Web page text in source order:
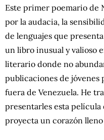
Este primer poemario de
por la audacia, la
de lenguajes que
un libro inusual y valioso
literario donde no
publicaciones de jóvenes
fuera de Venezuela. He
presentarles esta película
proyecta un corazón